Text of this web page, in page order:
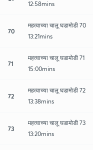
12:58mins
70
महत्वाच्या चालू घडामोडी 70
13:21mins
71
महत्वाच्या चालू घडामोडी 71
15:00mins
72
महत्वाच्या चालू घडामोडी 72
13:38mins
73
महत्वाच्या चालू घडामोडी 73
13:20mins